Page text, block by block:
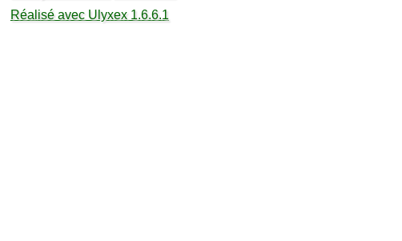
Réalisé avec Ulyxex 1.6.6.1